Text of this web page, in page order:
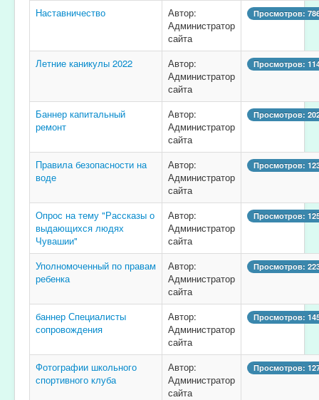
Наставничество
Автор:
Администратор
сайта
Просмотров:
Летние каникулы 2022
Автор:
Администратор
сайта
Просмотров:
Баннер капитальный
ремонт
Автор:
Администратор
сайта
Просмотров:
Правила безопасности на
воде
Автор:
Администратор
сайта
Просмотров:
Опрос на тему "Рассказы о
выдающихся людях
Чувашии"
Автор:
Администратор
сайта
Просмотров:
Уполномоченный по правам
ребенка
Автор:
Администратор
сайта
Просмотров:
баннер Специалисты
сопровождения
Автор:
Администратор
сайта
Просмотров:
Фотографии школьного
спортивного клуба
Автор:
Администратор
сайта
Просмотров: